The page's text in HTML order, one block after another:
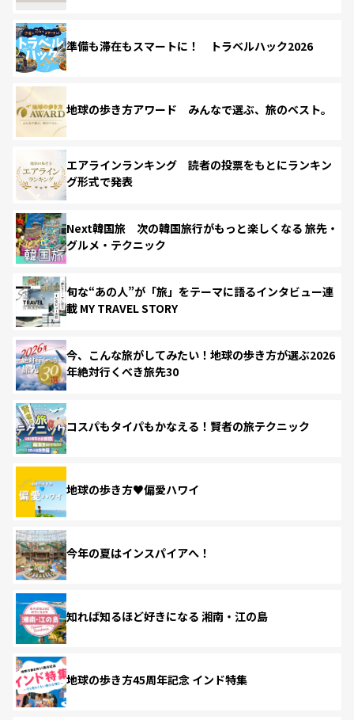
準備も滞在もスマートに！ トラベルハック2026
地球の歩き方アワード みんなで選ぶ、旅のベスト。
エアラインランキング 読者の投票をもとにランキン
グ形式で発表
Next韓国旅 次の韓国旅行がもっと楽しくなる 旅先・
グルメ・テクニック
旬な“あの人”が「旅」をテーマに語るインタビュー連
載 MY TRAVEL STORY
今、こんな旅がしてみたい！地球の歩き方が選ぶ2026
年絶対行くべき旅先30
コスパもタイパもかなえる！賢者の旅テクニック
地球の歩き方♥偏愛ハワイ
今年の夏はインスパイアへ！
知れば知るほど好きになる 湘南・江の島
地球の歩き方45周年記念 インド特集